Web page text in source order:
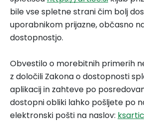
bile vse spletne strani čim bolj
uporabnikom prijazne, občasno
dostopnostjo.
Obvestilo o morebitnih primerih
z določili Zakona o dostopnosti
aplikacij in zahteve po
dostopni obliki lahko pošljete po
elektronski pošti na naslov: